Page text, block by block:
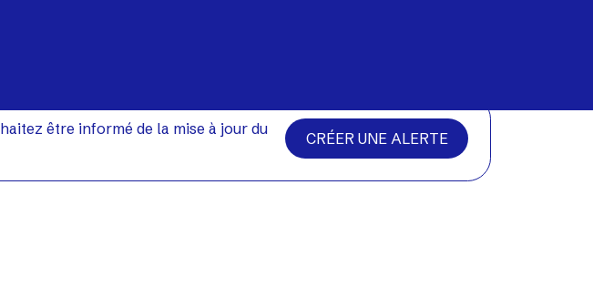
être informé de la mise à jour du
CRÉER UNE ALERTE